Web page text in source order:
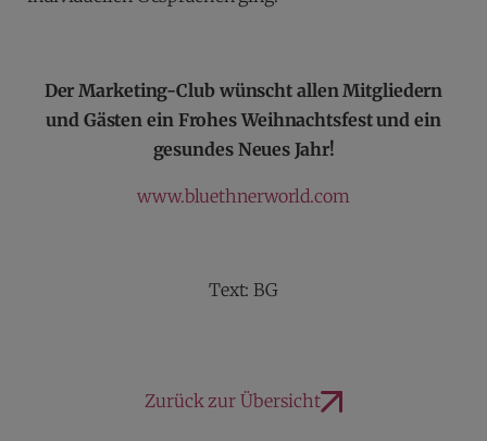
Der Marketing-Club wünscht allen Mitgliedern
und Gästen ein Frohes Weihnachtsfest und ein
gesundes Neues Jahr!
www.bluethnerworld.com
Text: BG
Zurück zur Übersicht